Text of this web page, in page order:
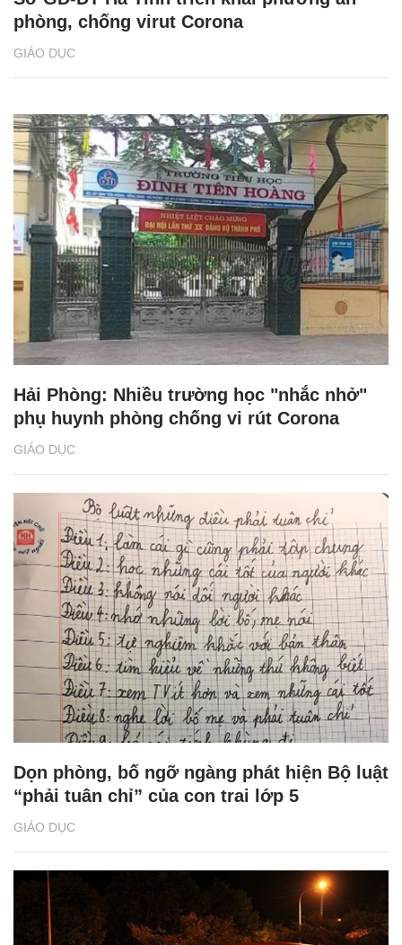
GIÁO DỤC
phòng, chống virut Corona
GIÁO DỤC
Hải Phòng: Nhiều trường học "nhắc nhở"
phụ huynh phòng chống vi rút Corona
GIÁO DỤC
Dọn phòng, bố ngỡ ngàng phát hiện Bộ luật
“phải tuân chỉ” của con trai lớp 5